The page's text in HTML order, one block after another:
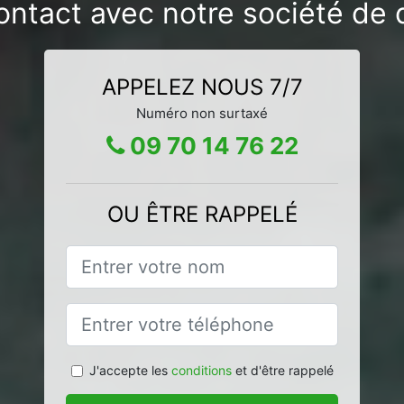
avec notre société de
APPELEZ NOUS 7/7
Numéro non surtaxé
09 70 14 76 22
OU ÊTRE RAPPELÉ
J'accepte les conditionset d'être rappelé